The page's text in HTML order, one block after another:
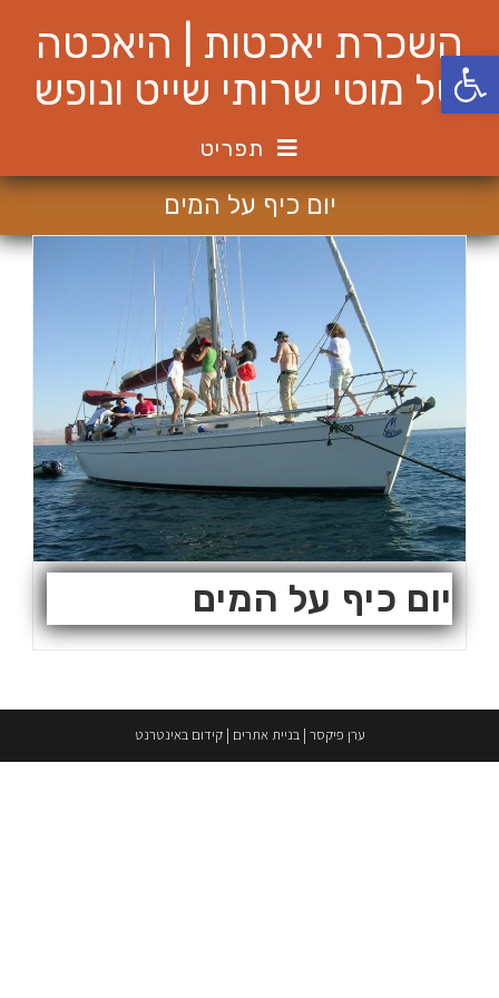
פתח סרגל נגישות
contentהשכרת יאכטות | היאכטה
של מוטי שרותי שייט ונופש
תפריט
יום כיף על המים
יום כיף על המים
ערן פיקסר |בניית אתרים |קידום באינטרנט